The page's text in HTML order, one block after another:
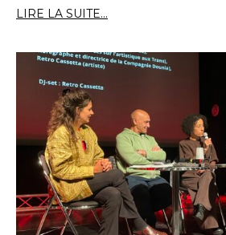
LIRE LA SUITE...